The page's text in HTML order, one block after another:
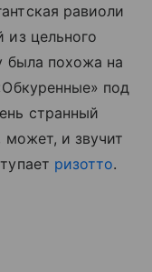
равиоли
из цельного
была похожа на
под
странный
может, и звучит
ризотто.